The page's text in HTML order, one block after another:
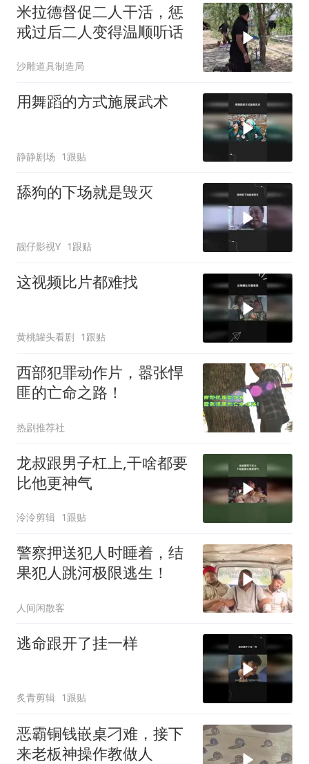
米拉德督促二人干活，惩
戒过后二人变得温顺听话
沙雕道具制造局
用舞蹈的方式施展武术
静静剧场 1跟贴
舔狗的下场就是毁灭
靓仔影视Y 1跟贴
这视频比片都难找
黄桃罐头看剧 1跟贴
西部犯罪动作片，嚣张悍
匪的亡命之路！
热剧推荐社
龙叔跟男子杠上,干啥都要
比他更神气
泠泠剪辑 1跟贴
警察押送犯人时睡着，结
果犯人跳河极限逃生！
人间闲散客
逃命跟开了挂一样
炙青剪辑 1跟贴
恶霸铜钱嵌桌刁难，接下
来老板神操作教做人